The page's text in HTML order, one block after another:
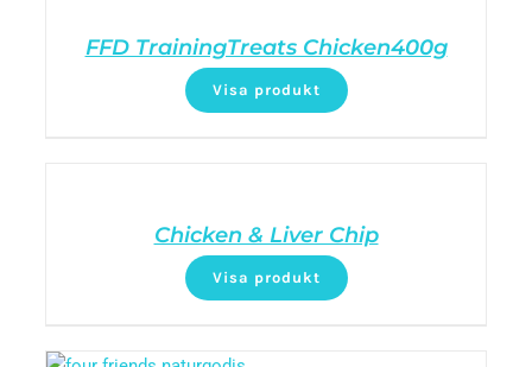
FFD TrainingTreats Chicken400g
Visa produkt
Chicken & Liver Chip
Visa produkt